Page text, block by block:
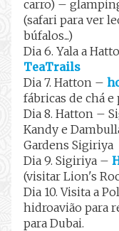
carro) –
(safari para ver
búfalos...)
Dia 6. Yala a
TeaTrails
Dia 7. Hatton –
fábricas de chá e
Dia 8. Hatton –
Kandy e
Gardens Sigiriya
Dia 9. Sigiriya –
(visitar Lion's
Dia 10. Visita a
hidroavião para
para Dubai.